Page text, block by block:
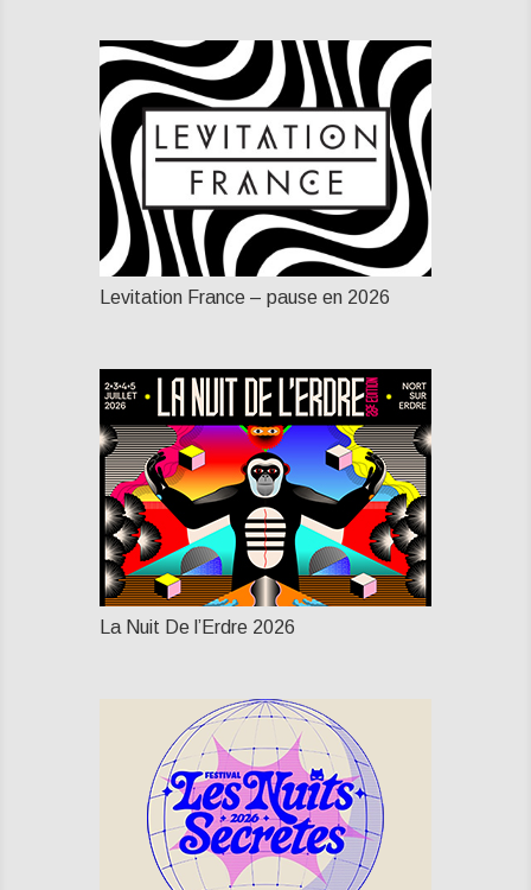
Levitation France – pause en 2026
La Nuit De l’Erdre 2026